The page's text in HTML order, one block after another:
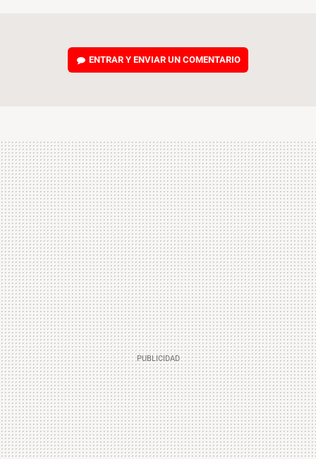
ENTRAR Y ENVIAR UN COMENTARIO